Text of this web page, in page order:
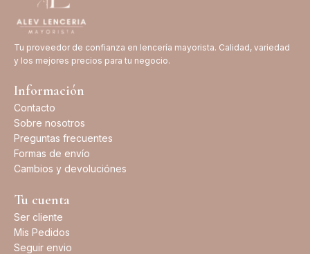
Tu proveedor de confianza en lencería mayorista. Calidad, variedad
y los mejores precios para tu negocio.
Información
Contacto
Sobre nosotros
Preguntas frecuentes
Formas de envío
Cambios y devoluciónes
Tu cuenta
Ser cliente
Mis Pedidos
Seguir envio